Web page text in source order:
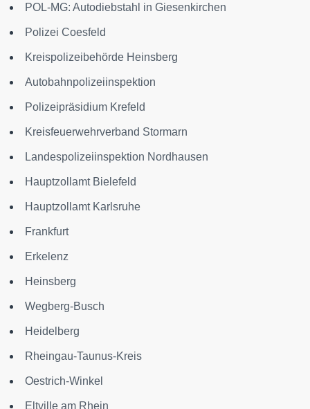
POL-MG: Autodiebstahl in Giesenkirchen
Polizei Coesfeld
Kreispolizeibehörde Heinsberg
Autobahnpolizeiinspektion
Polizeipräsidium Krefeld
Kreisfeuerwehrverband Stormarn
Landespolizeiinspektion Nordhausen
Hauptzollamt Bielefeld
Hauptzollamt Karlsruhe
Frankfurt
Erkelenz
Heinsberg
Wegberg-Busch
Heidelberg
Rheingau-Taunus-Kreis
Oestrich-Winkel
Eltville am Rhein